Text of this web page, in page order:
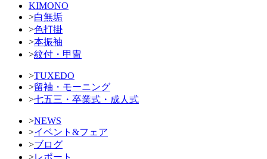
KIMONO
>白無垢
>色打掛
>本振袖
>紋付・甲冑
>TUXEDO
>留袖・モーニング
>七五三・卒業式・成人式
>NEWS
>イベント&フェア
>ブログ